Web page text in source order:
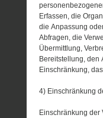
Erfassen, die
die Anpassung
Abfragen, die
Übermittlung,
Bereitstellung, den
Einschränkung,
4) Einschränkung
Einschränkung der